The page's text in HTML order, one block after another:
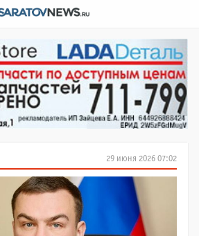
29 июня 2026 07:02